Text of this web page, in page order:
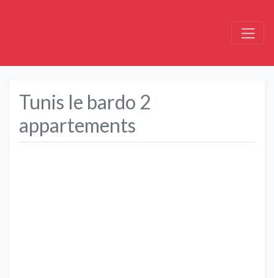
Tunis le bardo 2
appartements